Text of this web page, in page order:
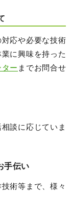
応や必要な技術
に興味を持った
ー までお問合せ
談に応じていま
手伝い
術等まで、様々